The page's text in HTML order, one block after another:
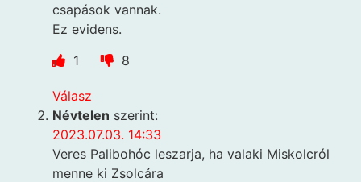
csapások vannak.
Ez evidens.
1
8
Válasz
Névtelen szerint:
2023.07.03. 14:33
Veres Palibohóc leszarja, ha valaki Miskolcról
menne ki Zsolcára